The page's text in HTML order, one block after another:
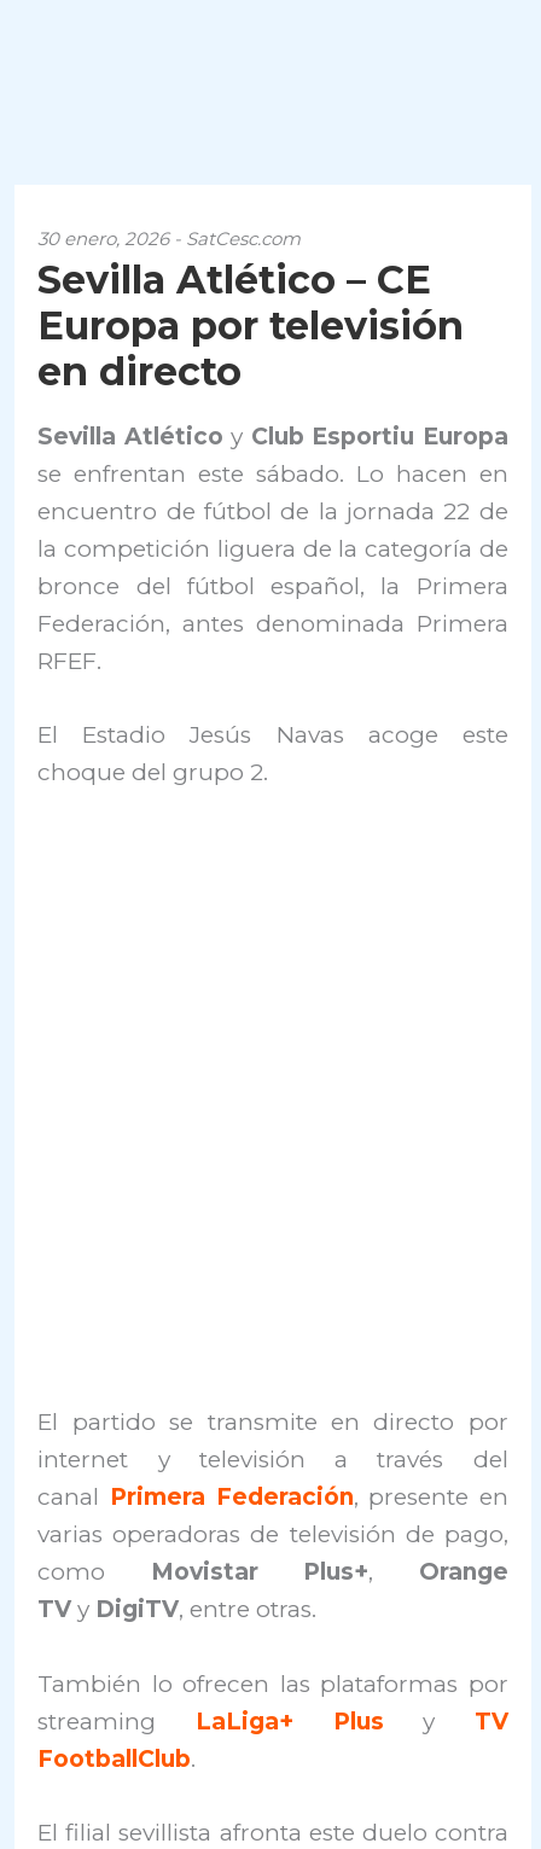
30 enero, 2026 - SatCesc.com
Sevilla Atlético – CE
Europa por televisión
en directo
Sevilla Atléticoy Club Esportiu Europa
se enfrentan este sábado. Lo hacen en
encuentro de fútbol de la jornada 22 de
la competición liguera de la categoría de
bronce del fútbol español, la Primera
Federación, antes denominada Primera
RFEF.
El Estadio Jesús Navas acoge este
choque del grupo 2.
El partido se transmite en directo por
internet y televisión a través del
canal Primera Federación, presente en
varias operadoras de televisión de pago,
como Movistar Plus+, Orange
TV y DigiTV, entre otras.
También lo ofrecen las plataformas por
streaming LaLiga+ Plus y TV
FootballClub.
El filial sevillista afronta este duelo contra